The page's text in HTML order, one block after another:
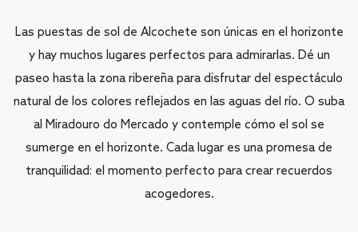
Las puestas de sol de Alcochete son únicas en el horizonte
y hay muchos lugares perfectos para admirarlas. Dé un
paseo hasta la zona ribereña para disfrutar del espectáculo
natural de los colores reflejados en las aguas del río. O suba
al Miradouro do Mercado y contemple cómo el sol se
sumerge en el horizonte. Cada lugar es una promesa de
tranquilidad: el momento perfecto para crear recuerdos
acogedores.